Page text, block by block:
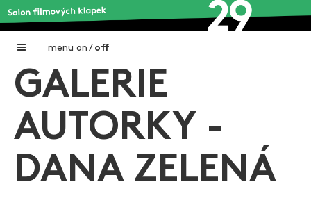
menu on / off
Home
Galerie filmových klapek
Autoři filmových klapek
GALERIE
AUTORKY -
DANA ZELENÁ